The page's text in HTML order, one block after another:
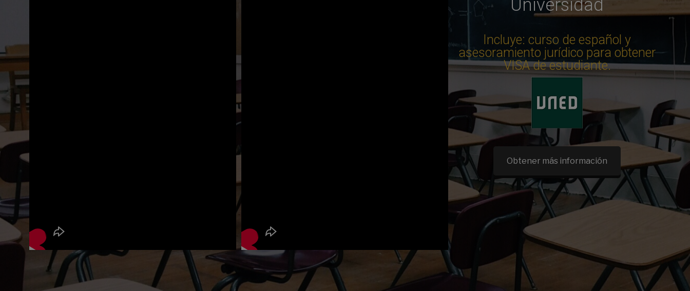
Universidad
Incluye: curso de español y
asesoramiento jurídico para obtener
VISA de estudiante.
Obtener más información